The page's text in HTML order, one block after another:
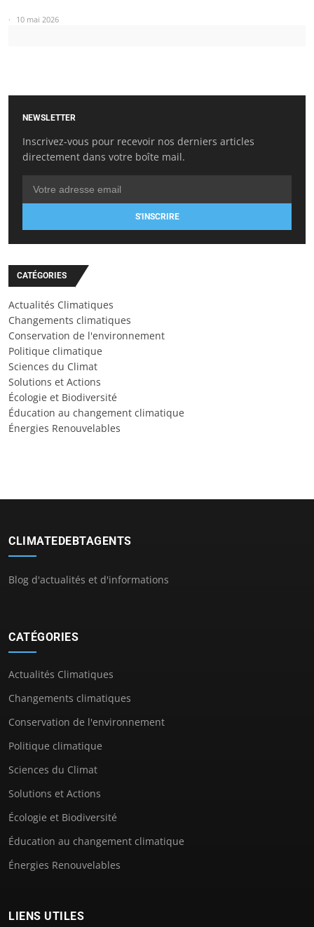
10 mai 2026
NEWSLETTER
Inscrivez-vous pour recevoir nos derniers articles
directement dans votre boîte mail.
S'INSCRIRE
CATÉGORIES
Actualités Climatiques
Changements climatiques
Conservation de l'environnement
Politique climatique
Sciences du Climat
Solutions et Actions
Écologie et Biodiversité
Éducation au changement climatique
Énergies Renouvelables
CLIMATEDEBTAGENTS
Blog d'actualités et d'informations
CATÉGORIES
Actualités Climatiques
Changements climatiques
Conservation de l'environnement
Politique climatique
Sciences du Climat
Solutions et Actions
Écologie et Biodiversité
Éducation au changement climatique
Énergies Renouvelables
LIENS UTILES